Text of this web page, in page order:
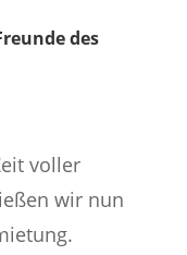
des
voller
wir nun